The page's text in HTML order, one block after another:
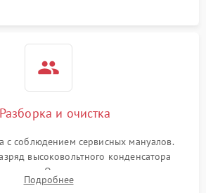
и очистка
с соблюдением сервисных мануалов.
высоковольтного конденсатора
Очистка внутренних узлов от
влаги с помощью спецсредств.
Подробнее